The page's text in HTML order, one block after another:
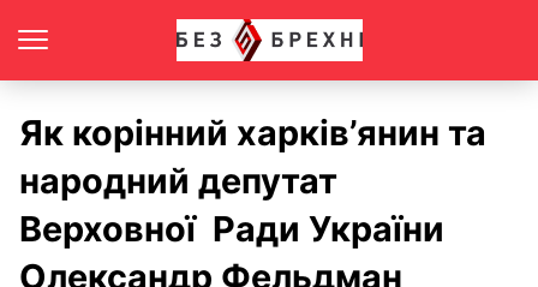
Як корінний харків’янин та
народний депутат
Верховної Ради України
Олександр Фельдман